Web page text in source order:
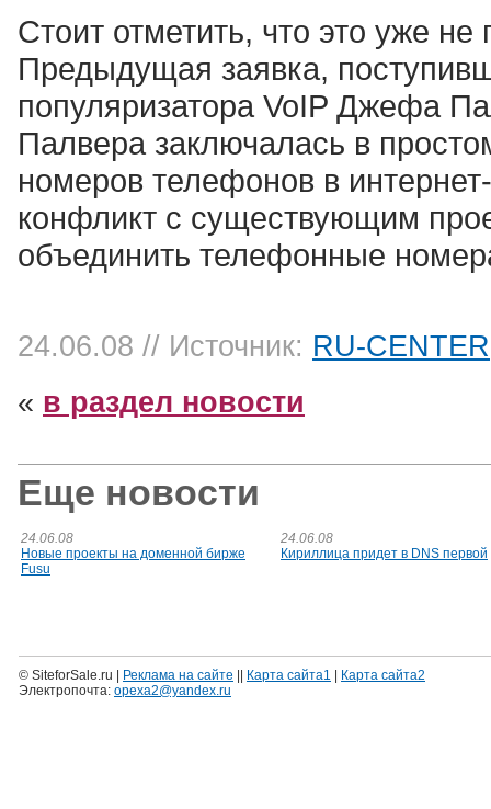
Стоит отметить, что это уже
Предыдущая заявка,
популяризатора VoIP Джефа
Палвера заключалась в
номеров телефонов в
конфликт с существующим
объединить телефонные
24.06.08 // Источник: RU-CENTER
« в раздел новости
Еще новости
24.06.08
Новые проекты на доменной бирже
Fusu
24.06.08
Кириллица придет в DNS первой
© SiteforSale.ru | Реклама на сайте Карта сайта1
Карта сайта2
Электропочта: opexa2@yandex.ru